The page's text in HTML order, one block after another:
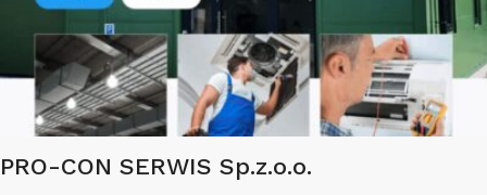
PRO-CON SERWIS Sp.z.o.o.